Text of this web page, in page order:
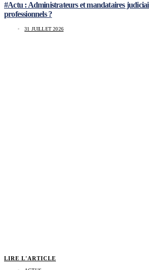
#Actu : Administrateurs et mandataires
professionnels ?
31 JUILLET 2026
LIRE L'ARTICLE